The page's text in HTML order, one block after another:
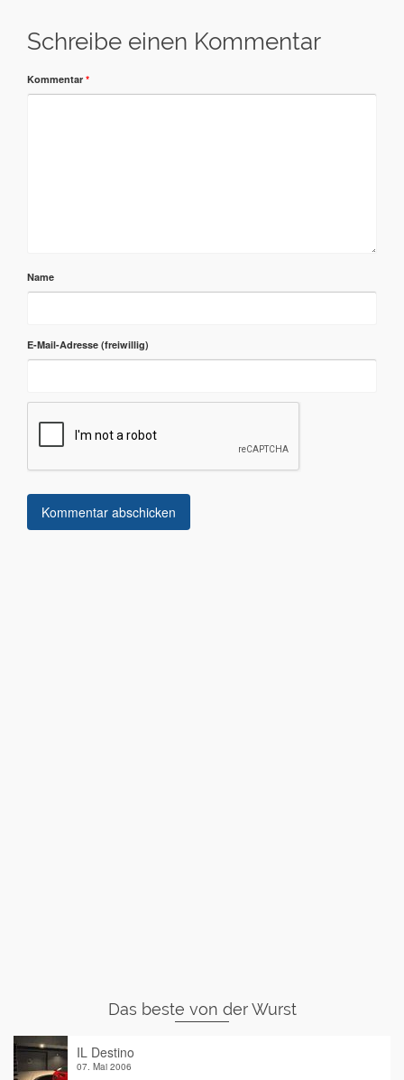
Schreibe einen Kommentar
Kommentar *
Name
E-Mail-Adresse
Das beste von der Wurst
IL Destino
07. Mai 2006